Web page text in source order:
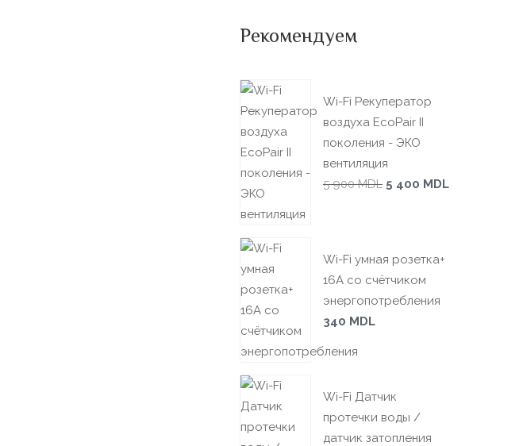
Рекомендуем
Wi-Fi Рекуператор
воздуха EcoPair II
поколения - ЭКО
вентиляция
5 900MDL 5 400 MDL
Wi-Fi умная розетка+
16А со счётчиком
энергопотребления
340 MDL
Wi-Fi Датчик
протечки воды /
датчик затопления